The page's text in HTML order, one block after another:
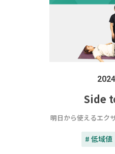
Side
明日から使えるエク
# 低域値